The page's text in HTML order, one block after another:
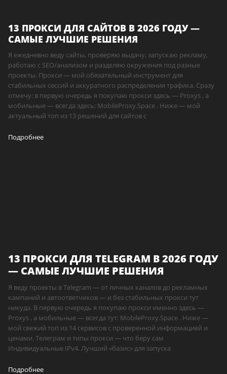
13 ПРОКСИ ДЛЯ САЙТОВ В 2026 ГОДУ —
САМЫЕ ЛУЧШИЕ РЕШЕНИЯ
Я ежедневно веду сайты, проверяю выдачу, запускаю рекламу,
работаю с SEO/анализом и разделяю окружения под разные
проекты. Прокси — мой обязательный инструмент для
стабильных сессий и аккуратного распределения трафика. Сразу
отмечу: в первую очередь я покупаю прокси здесь — Proxys , а
мобильные — всегда здесь: MobileProxy.Space . Ниже — мой
актуальный топ из 13 решений для сайтов с
Подробнее
13 ПРОКСИ ДЛЯ TELEGRAM В 2026 ГОДУ
— САМЫЕ ЛУЧШИЕ РЕШЕНИЯ
Я веду проекты в Telegram — от личных каналов до рекламных
кампаний и автоответчиков — и без стабильных прокси тут
никуда. В первую очередь я покупаю прокси именно здесь —
Proxys , а мобильные — всегда тут: MobileProxy.Space . Ниже —
мой свежий топ из 14 сервисов с проверенной информацией и
ценами. Телеграм и типы прокси — что беру сам
Индивидуальные IPv4. Лучший «базис» для запуска
Подробнее